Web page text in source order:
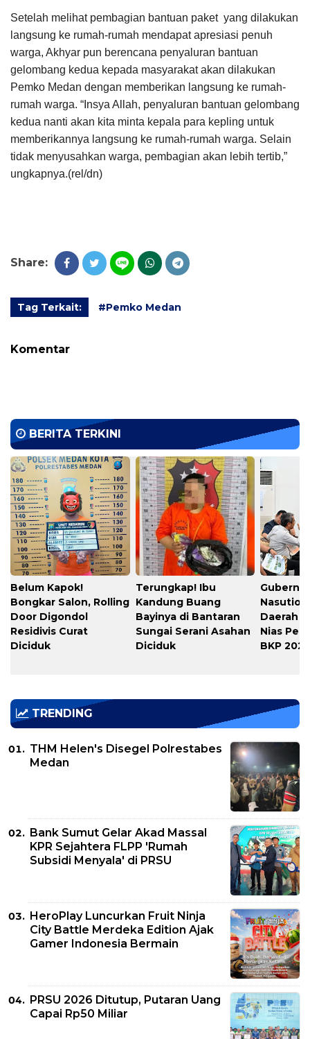
Setelah melihat pembagian bantuan paket yang dilakukan
langsung ke rumah-rumah mendapat apresiasi penuh
warga, Akhyar pun berencana penyaluran bantuan
gelombang kedua kepada masyarakat akan dilakukan
Pemko Medan dengan memberikan langsung ke rumah-
rumah warga. “Insya Allah, penyaluran bantuan gelombang
kedua nanti akan kita minta kepala para kepling untuk
memberikannya langsung ke rumah-rumah warga. Selain
tidak menyusahkan warga, pembagian akan lebih tertib,”
ungkapnya.(rel/dn)
Share:
Tag Terkait: #Pemko Medan
Komentar
BERITA TERKINI
Belum Kapok!
Bongkar Salon, Rolling
Door Digondol
Residivis Curat
Diciduk
Terungkap! Ibu
Kandung Buang
Bayinya di Bantaran
Sungai Serani Asahan
Diciduk
Daerah
Nias
BKP
TRENDING
THM Helen's Disegel Polrestabes
Medan
Bank Sumut Gelar Akad Massal
KPR Sejahtera FLPP 'Rumah
Subsidi Menyala' di PRSU
HeroPlay Luncurkan Fruit Ninja
City Battle Merdeka Edition Ajak
Gamer Indonesia Bermain
PRSU 2026 Ditutup, Putaran Uang
Capai Rp50 Miliar